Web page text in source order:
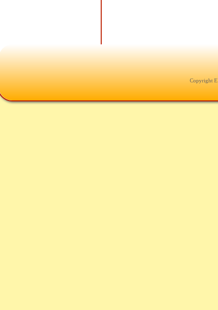
Copyright